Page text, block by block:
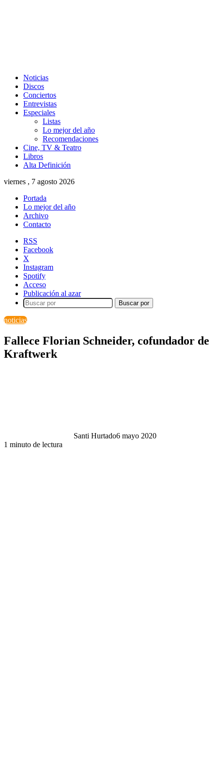
Noticias
Discos
Conciertos
Entrevistas
Especiales
Listas
Lo mejor del año
Recomendaciones
Cine, TV & Teatro
Libros
Alta Definición
viernes , 7 agosto 2026
Portada
Lo mejor del año
Archivo
Contacto
RSS
Facebook
X
Instagram
Spotify
Acceso
Publicación al azar
Buscar por
noticias
Fallece Florian Schneider, cofundador de
Kraftwerk
Santi Hurtado6 mayo 2020
1 minuto de lectura